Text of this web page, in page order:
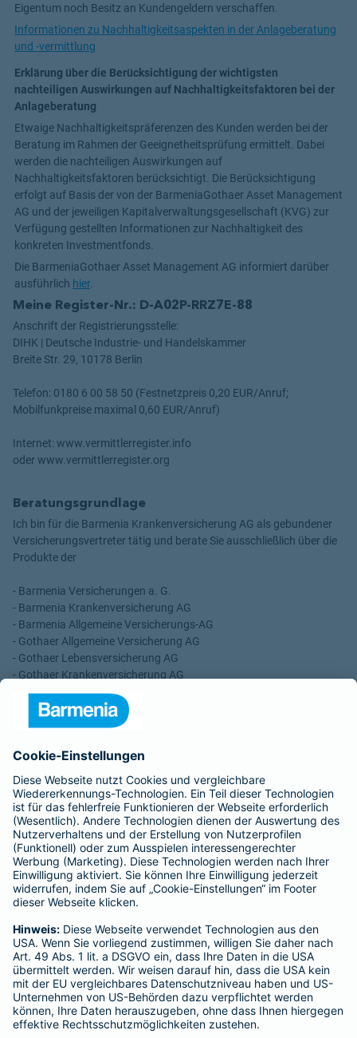
Eigentum noch Besitz an Kundengeldern verschaffen.
Informationen zu Nachhaltigkeitsaspekten in der Anlageberatung
und -vermittlung
Erklärung über die Berücksichtigung der wichtigsten
nachteiligen Auswirkungen auf Nachhaltigkeitsfaktoren bei der
Anlageberatung
Etwaige Nachhaltigkeitspräferenzen des Kunden werden bei der
Beratung im Rahmen der Geeignetheitsprüfung ermittelt. Dabei
werden die nachteiligen Auswirkungen auf
Nachhaltigkeitsfaktoren berücksichtigt. Die Berücksichtigung
erfolgt auf Basis der von der BarmeniaGothaer Asset Management
AG und der jeweiligen Kapitalverwaltungsgesellschaft (KVG) zur
Verfügung gestellten Informationen zur Nachhaltigkeit des
konkreten Investmentfonds.
Die BarmeniaGothaer Asset Management AG informiert darüber
ausführlich hier.
Meine Register-Nr.: D-A02P-RRZ7E-88
Anschrift der Registrierungsstelle:
DIHK | Deutsche Industrie- und Handelskammer
Breite Str. 29, 10178 Berlin
Telefon: 0180 6 00 58 50 (Festnetzpreis 0,20 EUR/Anruf;
Mobilfunkpreise maximal 0,60 EUR/Anruf)
Internet: www.vermittlerregister.info
oder www.vermittlerregister.org
Beratungsgrundlage
Ich bin für die Barmenia Krankenversicherung AG als gebundener
Versicherungsvertreter tätig und berate Sie ausschließlich über die
Produkte der
- Barmenia Versicherungen a. G.
- Barmenia Krankenversicherung AG
- Barmenia Allgemeine Versicherungs-AG
- Gothaer Allgemeine Versicherung AG
- Gothaer Lebensversicherung AG
- Gothaer Krankenversicherung AG
- ROLAND Rechtsschutz-Versicherungs-AG
- ROLAND Schutzbrief-Versicherung AG
Vergütungen, die in der zu entrichtenden Versicherungsprämie
enthalten sind.
Schlichtungsstellen
Für Lebens- und Sachversicherungen:
Verein Versicherungsombudsmann eV,
Postfach 080632, 10006 Berlin
Für private Krankenversicherungen:
Ombudsmann für private Kranken- / Pflege-Versicherungen,
Postfach 060222, 10052 Berlin
Impressum
Barmenia Versicherung - Bernd Piechotta
Markt 11